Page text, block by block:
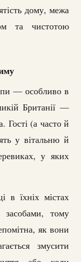
дому, межа
та чистотою
— особливо в
Британії —
Гості (а часто й
у вітальню й
у яких
в їхніх містах
засобами, тому
як вони
змусити